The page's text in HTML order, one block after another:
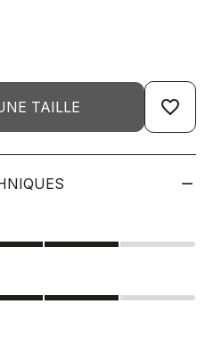
TAILLE favorite_border